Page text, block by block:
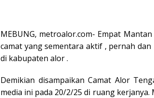
MEBUNG, metroalor.com- Empat
camat yang sementara aktif , pernah
di kabupaten alor .
Demikian disampaikan Camat Alor
media ini pada 20/2/25 di ruang